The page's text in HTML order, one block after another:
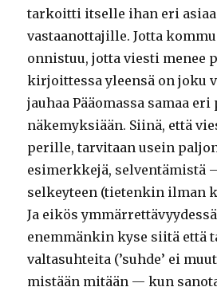
tarkoitti itselle ihan eri
vastaanottajille. Jotta
onnistuu, jotta viesti menee
kirjoittessa yleensä on joku
jauhaa Pääomassa samaa
näkemyksiään. Siinä, että
perille, tarvitaan usein
esimerkkejä, selventämistä
selkeyteen (tietenkin ilman
Ja eikös
enemmänkin kyse siitä että
valtasuhteita (’suhde’ ei
mistään mitään — kun